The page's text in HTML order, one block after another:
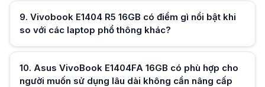
Hữu ích (0)
Hữu ích (0)
9. Vivobook E1404 R5 16GB có điểm gì nổi bật khi
so với các laptop phổ thông khác?
10. Asus VivoBook E1404FA 16GB có phù hợp cho
người muốn sử dụng lâu dài không cần nâng cấp